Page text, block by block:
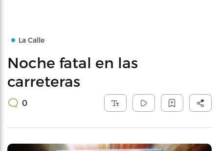
La Calle
Noche fatal en las
carreteras
0